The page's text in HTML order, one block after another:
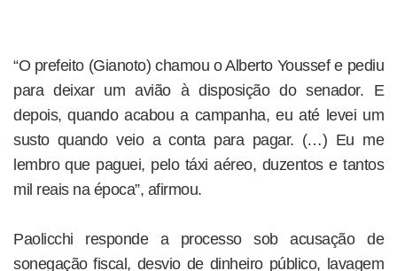
“O prefeito (Gianoto) chamou o Alberto Youssef e pediu
para deixar um avião à disposição do senador. E
depois, quando acabou a campanha, eu até levei um
susto quando veio a conta para pagar. (…) Eu me
lembro que paguei, pelo táxi aéreo, duzentos e tantos
mil reais na época”, afirmou.
Paolicchi responde a processo sob acusação de
sonegação fiscal, desvio de dinheiro público, lavagem